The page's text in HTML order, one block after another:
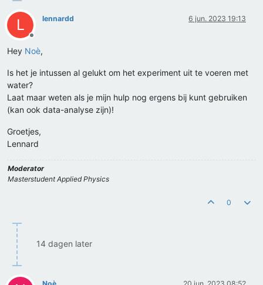
L
Offline
lennardd 6 jun. 2023 19:13
Hey Noè,
Is het je intussen al gelukt om het experiment uit te voeren met
water?
Laat maar weten als je mijn hulp nog ergens bij kunt gebruiken
(kan ook data-analyse zijn)!
Groetjes,
Lennard
Moderator
Masterstudent Applied Physics
0
14 dagen later